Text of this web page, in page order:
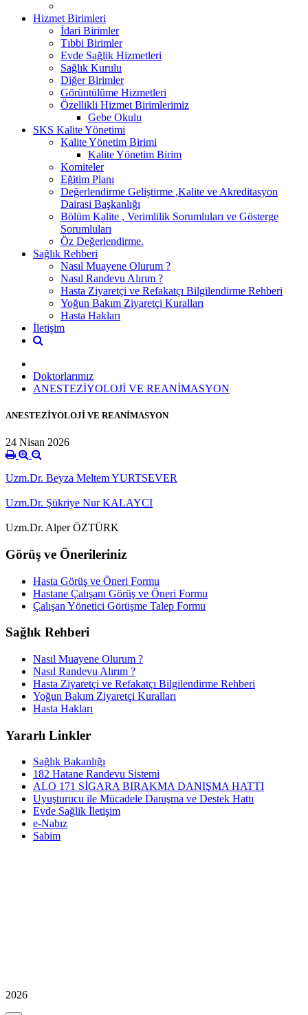
Hizmet Birimleri
İdari Birimler
Tıbbi Birimler
Evde Sağlik Hizmetleri
Sağlık Kurulu
Diğer Birimler
Görüntülüme Hizmetleri
Özellikli Hizmet Birimlerimiz
Gebe Okulu
SKS Kalite Yönetimi
Kalite Yönetim Birimi
Kalite Yönetim Birim
Komiteler
Eğitim Planı
Değerlendirme Geliştirme ,Kalite ve Akreditasyon
Dairasi Başkanlığı
Bölüm Kalite , Verimlilik Sorumluları ve Gösterge
Sorumluları
Öz Değerlendirme.
Sağlık Rehberi
Nasıl Muayene Olurum ?
Nasıl Randevu Alırım ?
Hasta Ziyaretçi ve Refakatçı Bilgilendirme Rehberi
Yoğun Bakım Ziyaretçi Kuralları
Hasta Hakları
İletişim
Doktorlarımız
ANESTEZİYOLOJİ VE REANİMASYON
ANESTEZİYOLOJİ VE REANİMASYON
24 Nisan 2026
Uzm.Dr. Beyza Meltem YURTSEVER
Uzm.Dr. Şükriye Nur KALAYCI
Uzm.Dr. Alper ÖZTÜRK
Görüş ve Önerileriniz
Hasta Görüş ve Öneri Formu
Hastane Çalışanı Görüş ve Öneri Formu
Çalışan Yönetici Görüşme Talep Formu
Sağlık Rehberi
Nasıl Muayene Olurum ?
Nasıl Randevu Alırım ?
Hasta Ziyaretçi ve Refakatçı Bilgilendirme Rehberi
Yoğun Bakım Ziyaretçi Kuralları
Hasta Hakları
Yararlı Linkler
Sağlık Bakanlığı
182 Hatane Randevu Sistemi
ALO 171 SİGARA BIRAKMA DANIŞMA HATTI
Uyuşturucu ile Mücadele Danışma ve Destek Hattı
Evde Sağlik İletişim
e-Nabız
Sabim
2026